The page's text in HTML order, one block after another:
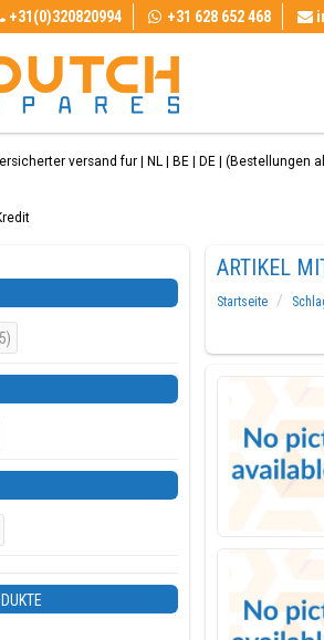
+31(0)320820994 +31 628 652 468
versand fur | NL | BE | DE | (Bestellungen
ARTIKEL
Startseite